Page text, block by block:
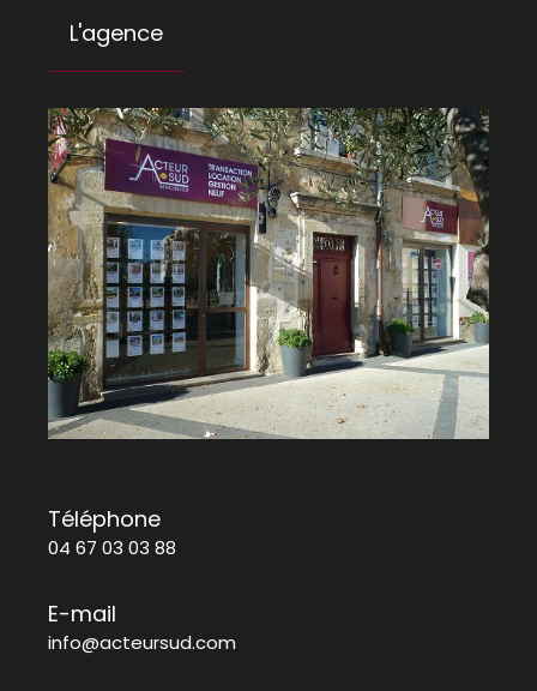
L'agence
Téléphone
04 67 03 03 88
E-mail
info@acteursud.com